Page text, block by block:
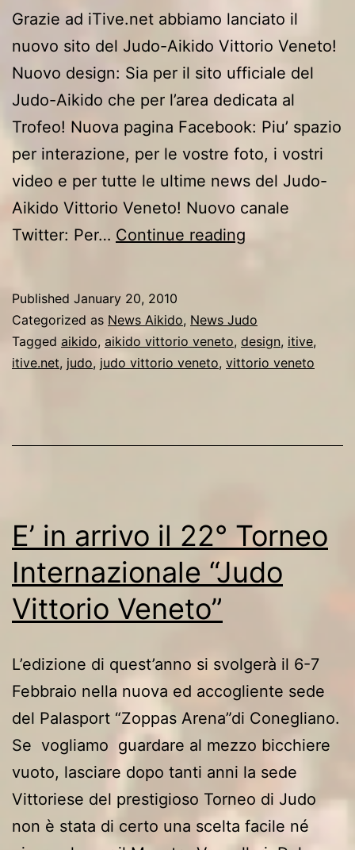
Grazie ad iTive.net abbiamo lanciato il
nuovo sito del Judo-Aikido Vittorio Veneto!
Nuovo design: Sia per il sito ufficiale del
Judo-Aikido che per l’area dedicata al
Trofeo! Nuova pagina Facebook: Piu’ spazio
per interazione, per le vostre foto, i vostri
video e per tutte le ultime news del Judo-
Aikido Vittorio Veneto! Nuovo canale
Twitter: Per… Continue reading
il
Judo-
Aikido
Published January 20, 2010
Categorized as News Aikido, News Judo
Tagged aikido, aikido vittorio veneto, design, itive,
itive.net, judo, judo vittorio veneto, vittorio veneto
E’ in arrivo il 22° Torneo
Internazionale “Judo
Vittorio Veneto”
L’edizione di quest’anno si svolgerà il 6-7
Febbraio nella nuova ed accogliente sede
del Palasport “Zoppas Arena”di Conegliano.
Se vogliamo guardare al mezzo bicchiere
vuoto, lasciare dopo tanti anni la sede
Vittoriese del prestigioso Torneo di Judo
non è stata di certo una scelta facile né